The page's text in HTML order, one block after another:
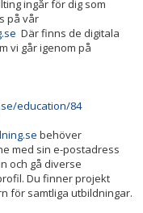
ingår för dig som
på vår
Där finns de digitala
vi går igenom på
education/84
behöver
med sin e-postadress
och gå diverse
Du finner projekt
för samtliga utbildningar.